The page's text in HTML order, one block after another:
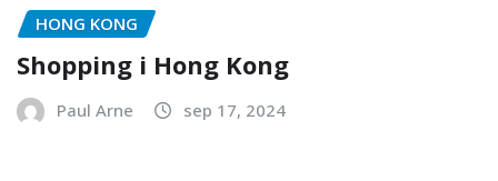
HONG KONG
Shopping i Hong Kong
Paul Arne sep 17, 2024